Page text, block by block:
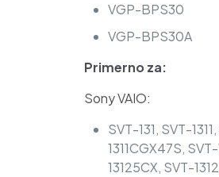
VGP-BPS30
VGP-BPS30A
Primerno za:
Sony VAIO:
SVT-131, SVT-
1311CGX47S,
13125CX, SVT-